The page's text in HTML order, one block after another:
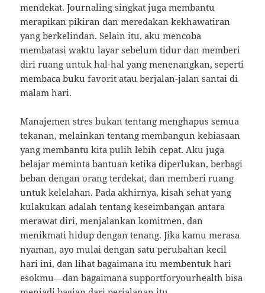
mendekat. Journaling singkat juga membantu
merapikan pikiran dan meredakan kekhawatiran
yang berkelindan. Selain itu, aku mencoba
membatasi waktu layar sebelum tidur dan memberi
diri ruang untuk hal-hal yang menenangkan, seperti
membaca buku favorit atau berjalan-jalan santai di
malam hari.
Manajemen stres bukan tentang menghapus semua
tekanan, melainkan tentang membangun kebiasaan
yang membantu kita pulih lebih cepat. Aku juga
belajar meminta bantuan ketika diperlukan, berbagi
beban dengan orang terdekat, dan memberi ruang
untuk kelelahan. Pada akhirnya, kisah sehat yang
kulakukan adalah tentang keseimbangan antara
merawat diri, menjalankan komitmen, dan
menikmati hidup dengan tenang. Jika kamu merasa
nyaman, ayo mulai dengan satu perubahan kecil
hari ini, dan lihat bagaimana itu membentuk hari
esokmu—dan bagaimana supportforyourhealth bisa